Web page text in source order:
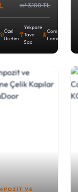
m² 3.100 TL
Özel
Üretim
Yekpare
Tava
Sac
Compact
Lamine
VE